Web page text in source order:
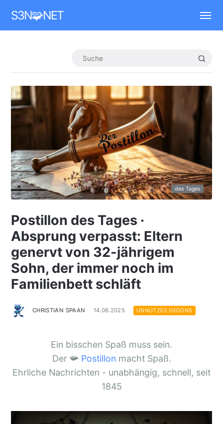
S3N🧩NET
des Tages
Postillon des Tages ·
Absprung verpasst: Eltern
genervt von 32-jährigem
Sohn, der immer noch im
Familienbett schläft
CHRISTIAN SPAAN 14.06.2025 UNNÜTZES GEDÖNS
Ein bisschen Spaß muss sein.
Der 📯 Postillon macht Spaß.
Ehrliche Nachrichten - unabhängig, schnell, seit
1845